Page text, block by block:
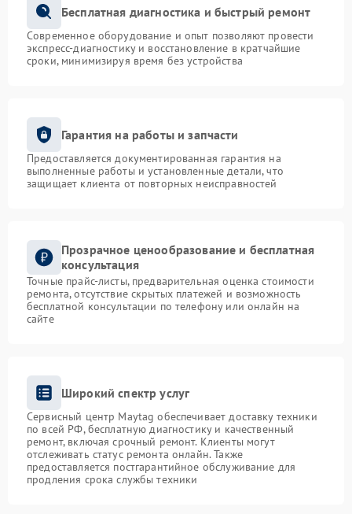
Бесплатная диагностика и быстрый ремонт
Современное оборудование и опыт позволяют провести
экспресс-диагностику и восстановление в кратчайшие
сроки, минимизируя время без устройства
Гарантия на работы и запчасти
Предоставляется документированная гарантия на
выполненные работы и установленные детали, что
защищает клиента от повторных неисправностей
Прозрачное ценообразование и бесплатная
консультация
Точные прайс-листы, предварительная оценка стоимости
ремонта, отсутствие скрытых платежей и возможность
бесплатной консультации по телефону или онлайн на
сайте
Широкий спектр услуг
Сервисный центр Maytag обеспечивает доставку техники
по всей РФ, бесплатную диагностику и качественный
ремонт, включая срочный ремонт. Клиенты могут
отслеживать статус ремонта онлайн. Также
предоставляется постгарантийное обслуживание для
продления срока службы техники